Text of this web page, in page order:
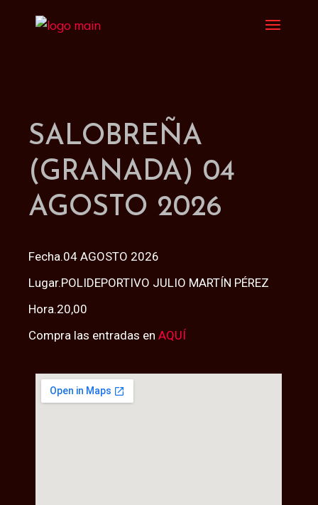
SALOBREÑA
(GRANADA) 04
AGOSTO 2026
Fecha.04 AGOSTO 2026
Lugar.POLIDEPORTIVO JULIO MARTÍN PÉREZ
Hora.20,00
Compra las entradas enAQUÍ